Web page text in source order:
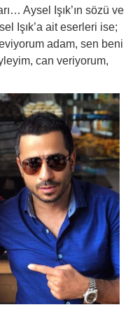
Aysel Işık’ın sözü ve
Işık’a ait eserleri ise;
adam, sen beni
can veriyorum,